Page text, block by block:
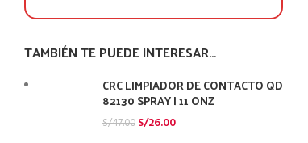
TAMBIÉN TE PUEDE INTERESAR…
CRC LIMPIADOR DE CONTACTO QD
82130 SPRAY | 11 ONZ
S/47.00 S/26.00